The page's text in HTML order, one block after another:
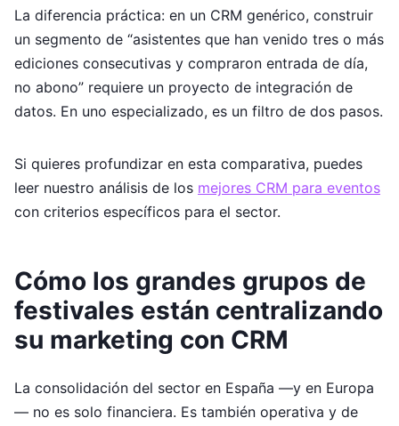
La diferencia práctica: en un CRM genérico, construir
un segmento de “asistentes que han venido tres o más
ediciones consecutivas y compraron entrada de día,
no abono” requiere un proyecto de integración de
datos. En uno especializado, es un filtro de dos pasos.
Si quieres profundizar en esta comparativa, puedes
leer nuestro análisis de los mejores CRM para eventos
con criterios específicos para el sector.
Cómo los grandes grupos de
festivales están centralizando
su marketing con CRM
La consolidación del sector en España —y en Europa
— no es solo financiera. Es también operativa y de